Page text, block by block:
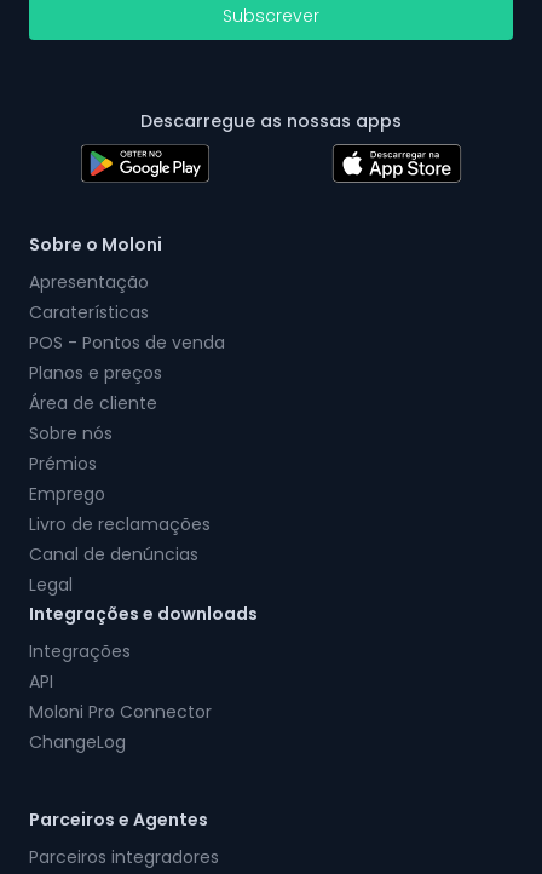
Subscrever
Descarregue as nossas apps
Sobre o Moloni
Apresentação
Caraterísticas
POS - Pontos de venda
Planos e preços
Área de cliente
Sobre nós
Prémios
Emprego
Livro de reclamações
Canal de denúncias
Legal
Integrações e downloads
Integrações
API
Moloni Pro Connector
ChangeLog
Parceiros e Agentes
Parceiros integradores